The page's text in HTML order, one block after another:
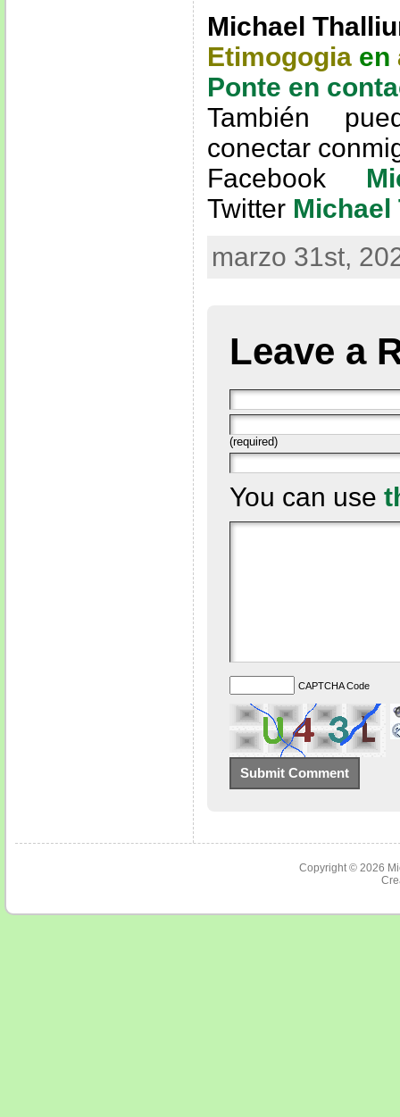
Michael
Etimogogia en
Ponte en
También
conectar
Facebook
Twitter Michael
marzo 31st,
Leave a
(required)
You can use
CAPTCHA Code
Copyright © 2026